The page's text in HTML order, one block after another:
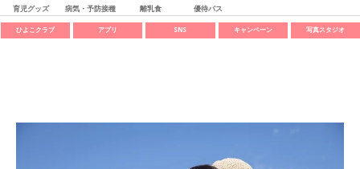
育児グッズ 病気・予防接種 離乳食 優待パス
ひよこクラブ アプリ SNS キャンペーン 写真スタジオ